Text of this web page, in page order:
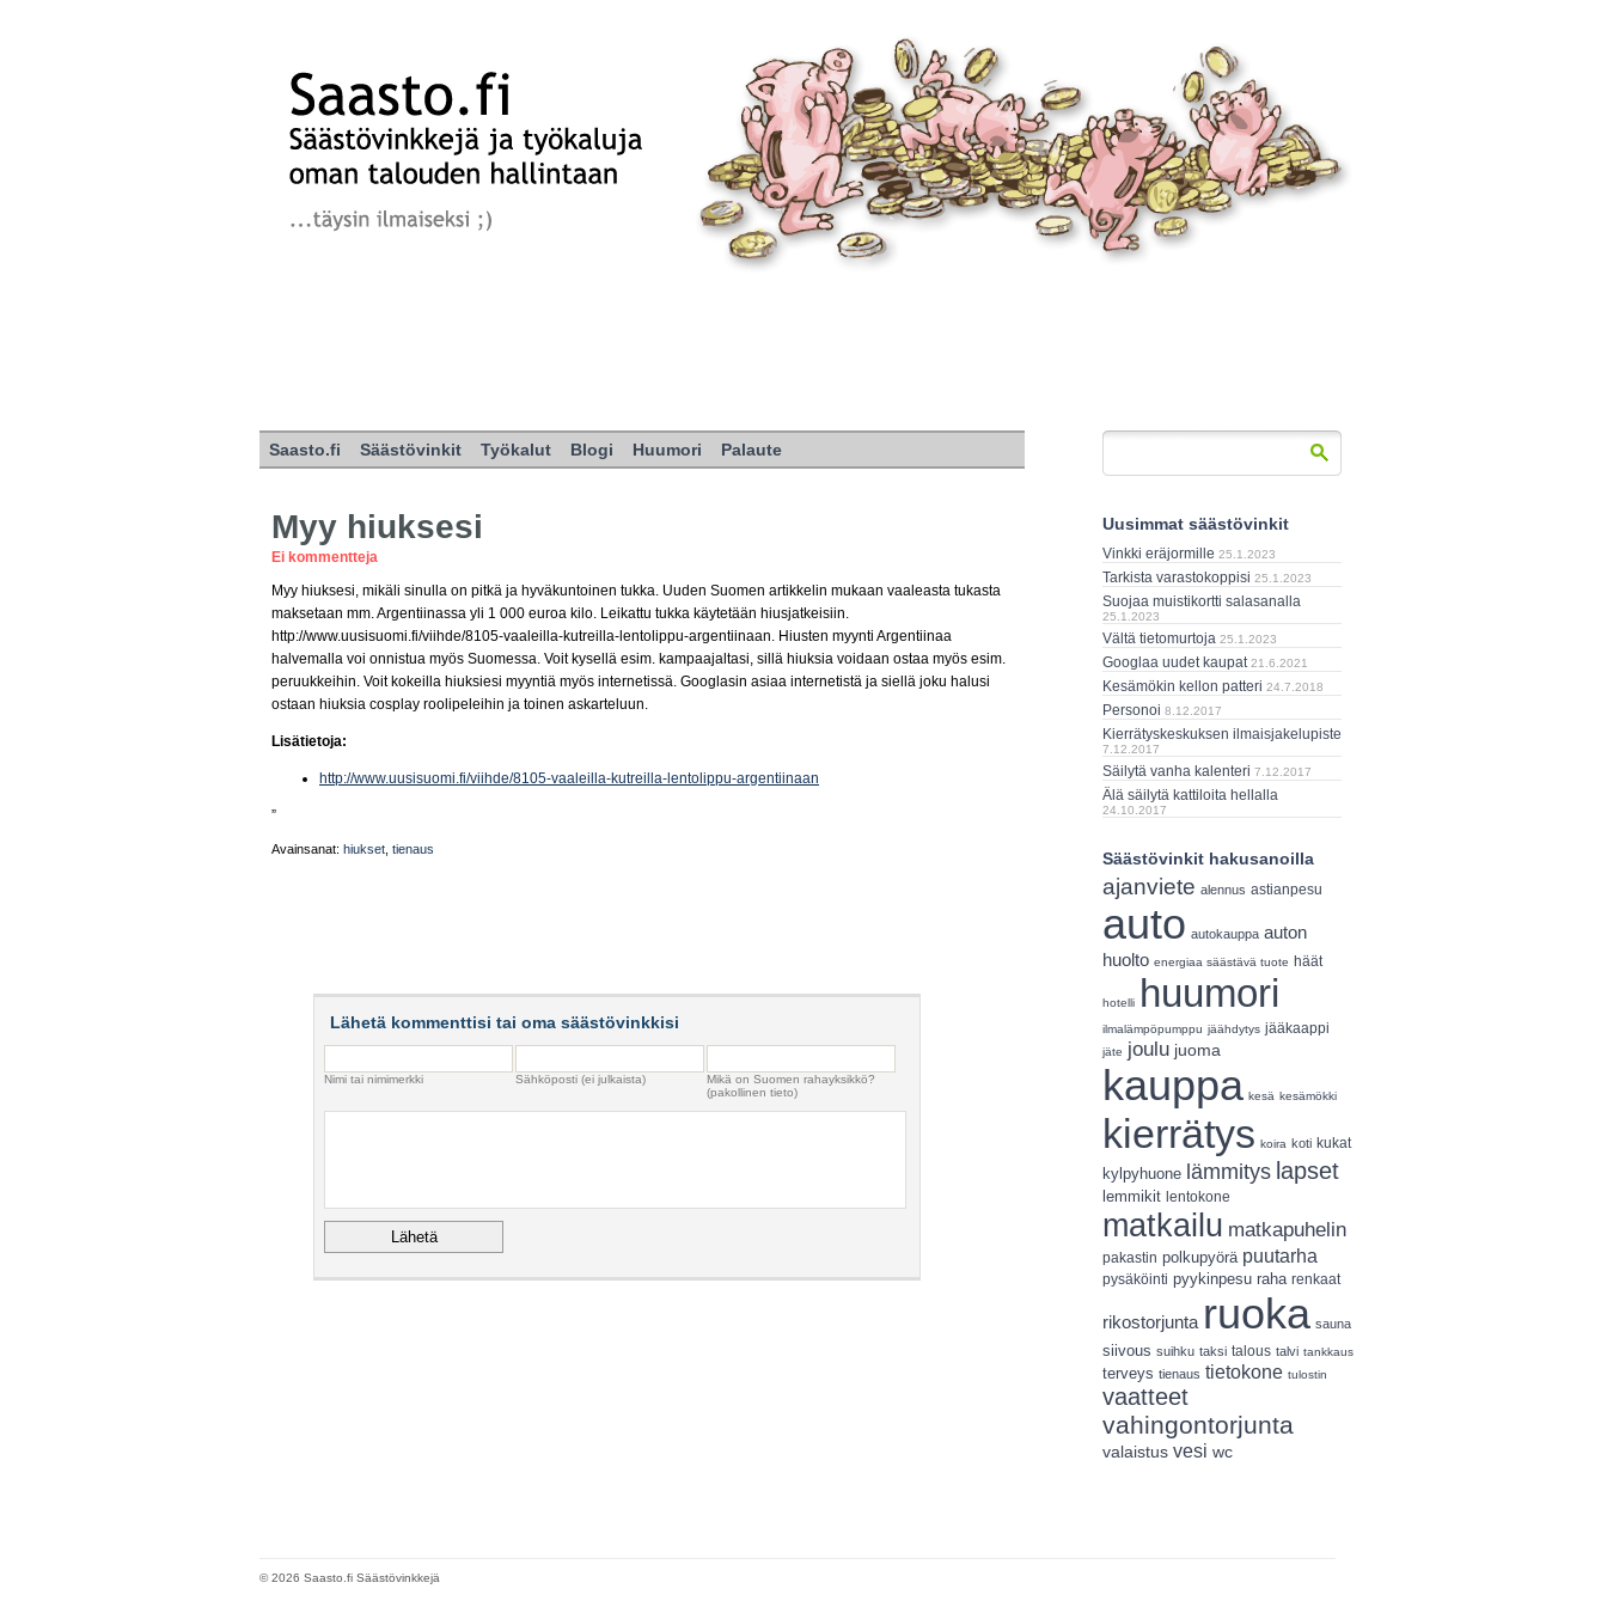
Saasto.fi Säästövinkit Työkalut Blogi Huumori Palaute
Myy hiuksesi
Ei kommentteja
Myy hiuksesi, mikäli sinulla on pitkä ja hyväkuntoinen tukka. Uuden Suomen artikkelin mukaan vaaleasta tukasta
maksetaan mm. Argentiinassa yli 1 000 euroa kilo. Leikattu tukka käytetään hiusjatkeisiin.
http://www.uusisuomi.fi/viihde/8105-vaaleilla-kutreilla-lentolippu-argentiinaan. Hiusten myynti Argentiinaa
halvemalla voi onnistua myös Suomessa. Voit kysellä esim. kampaajaltasi, sillä hiuksia voidaan ostaa myös esim.
peruukkeihin. Voit kokeilla hiuksiesi myyntiä myös internetissä. Googlasin asiaa internetistä ja siellä joku halusi
ostaan hiuksia cosplay roolipeleihin ja toinen askarteluun.
Lisätietoja:
http://www.uusisuomi.fi/viihde/8105-vaaleilla-kutreilla-lentolippu-argentiinaan
”
Avainsanat: hiukset tienaus
Lähetä kommenttisi tai oma säästövinkkisi
Nimi tai nimimerkki Sähköposti (ei julkaista)
Mikä on Suomen rahayksikkö?
(pakollinen tieto)
Uusimmat säästövinkit
Vinkki eräjormille 25.1.2023
Tarkista varastokoppisi 25.1.2023
Suojaa muistikortti salasanalla
25.1.2023
Vältä tietomurtoja 25.1.2023
Googlaa uudet kaupat 21.6.2021
Kesämökin kellon patteri 24.7.2018
Personoi 8.12.2017
Kierrätyskeskuksen ilmaisjakelupiste
7.12.2017
Säilytä vanha kalenteri 7.12.2017
Älä säilytä kattiloita hellalla
24.10.2017
Säästövinkit hakusanoilla
ajanviete alennus astianpesu
auto autokauppa auton
huolto energiaa säästävä tuote häät
hotelli huumori
ilmalämpöpumppu jäähdytys jääkaappi
jäte joulu juoma
kauppa kesä kesämökki
kierrätys koira koti kukat
kylpyhuone lämmitys lapset
lemmikit lentokone
matkailu matkapuhelin
pakastin polkupyörä puutarha
pysäköinti pyykinpesu raha renkaat
rikostorjunta ruoka sauna
siivous suihku taksi talous talvi tankkaus
terveys tienaus tietokone tulostin
vaatteet
vahingontorjunta
valaistus vesi wc
© 2026 Saasto.fi Säästövinkkejä